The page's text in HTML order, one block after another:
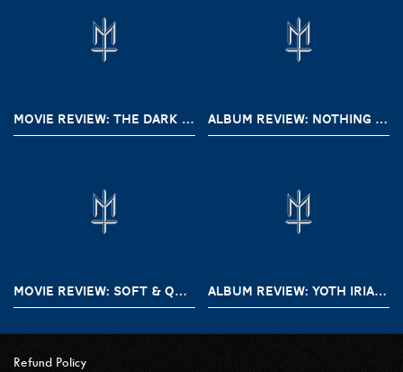
MOVIE REVIEW: THE DARK AND THE WICKED (2020) ALBUM REVIEW: NOTHING – A SHORT HISTORY OF DECAY
MOVIE REVIEW: SOFT & QUIET (2022) ALBUM REVIEW: YOTH IRIA – GONE WITH THE DEVIL
Refund Policy